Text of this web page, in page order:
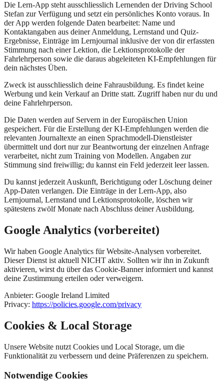
Die Lern-App steht ausschliesslich Lernenden der Driving School
Stefan zur Verfügung und setzt ein persönliches Konto voraus. In
der App werden folgende Daten bearbeitet: Name und
Kontaktangaben aus deiner Anmeldung, Lernstand und Quiz-
Ergebnisse, Einträge im Lernjournal inklusive der von dir erfassten
Stimmung nach einer Lektion, die Lektionsprotokolle der
Fahrlehrperson sowie die daraus abgeleiteten KI-Empfehlungen für
dein nächstes Üben.
Zweck ist ausschliesslich deine Fahrausbildung. Es findet keine
Werbung und kein Verkauf an Dritte statt. Zugriff haben nur du und
deine Fahrlehrperson.
Die Daten werden auf Servern in der Europäischen Union
gespeichert. Für die Erstellung der KI-Empfehlungen werden die
relevanten Journaltexte an einen Sprachmodell-Dienstleister
übermittelt und dort nur zur Beantwortung der einzelnen Anfrage
verarbeitet, nicht zum Training von Modellen. Angaben zur
Stimmung sind freiwillig; du kannst ein Feld jederzeit leer lassen.
Du kannst jederzeit Auskunft, Berichtigung oder Löschung deiner
App-Daten verlangen. Die Einträge in der Lern-App, also
Lernjournal, Lernstand und Lektionsprotokolle, löschen wir
spätestens zwölf Monate nach Abschluss deiner Ausbildung.
Google Analytics (vorbereitet)
Wir haben Google Analytics für Website-Analysen vorbereitet.
Dieser Dienst ist aktuell NICHT aktiv. Sollten wir ihn in Zukunft
aktivieren, wirst du über das Cookie-Banner informiert und kannst
deine Zustimmung erteilen oder verweigern.
Anbieter: Google Ireland Limited
Privacy: https://policies.google.com/privacy
Cookies & Local Storage
Unsere Website nutzt Cookies und Local Storage, um die
Funktionalität zu verbessern und deine Präferenzen zu speichern.
Notwendige Cookies